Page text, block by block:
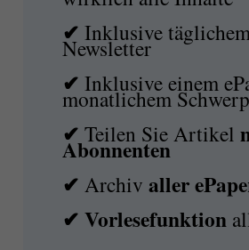
✔Inklusive
Newsletter
✔Inklusive einem
monatlichem
✔Teilen Sie Artikel
Abonnenten
✔Archivaller
✔Vorlesefunktion